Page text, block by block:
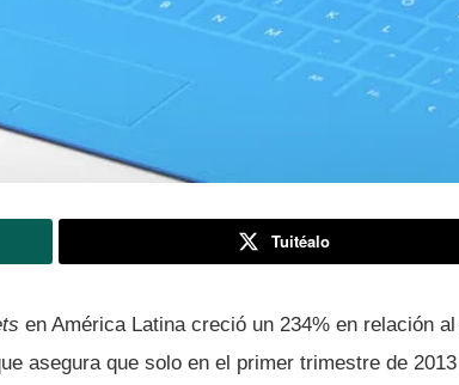
Tuitéalo
en América Latina creció un 234% en relación
asegura que solo en el primer trimestre de